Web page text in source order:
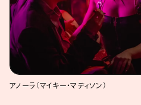
アノーラ（マイキー・マディソン）